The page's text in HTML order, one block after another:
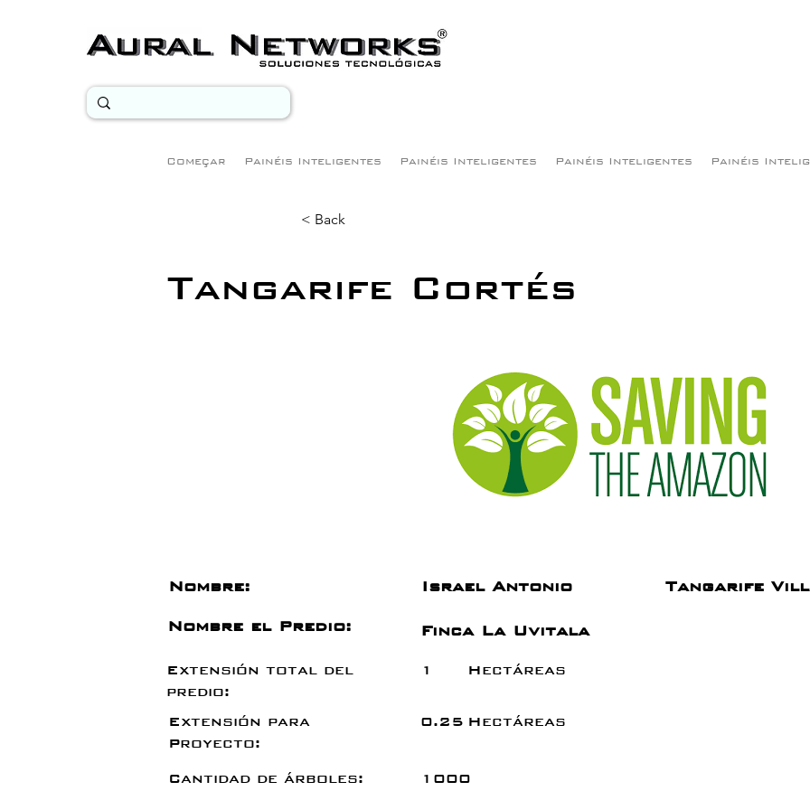
Começar Painéis Inteligentes Painéis Inteligentes Painéis Inteligentes Painéis
< Back
Tangarife Cortés
Nombre: Israel Antonio Tangarife
Nombre el Predio: Finca La Uvitala
Extensión total del
predio:
Extensión para
Proyecto:
1 Hectáreas
0.25 Hectáreas
Cantidad de árboles: 1000